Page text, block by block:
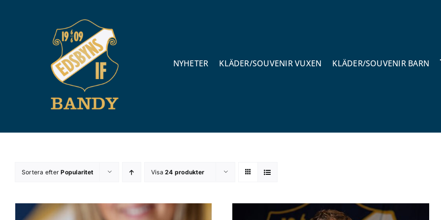
NYHETER KLÄDER/SOUVENIR VUXEN KLÄDER/SOUVENIR BARN
Sortera efterPopularitet Visa24 produkter